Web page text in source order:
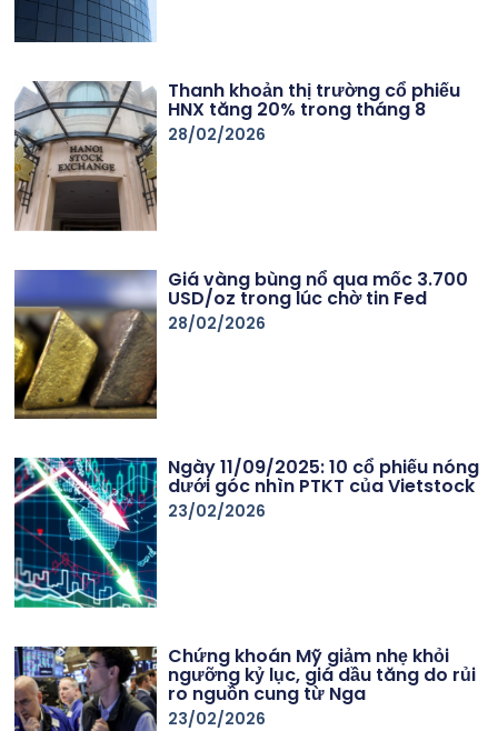
Thanh khoản thị trường cổ phiếu
HNX tăng 20% trong tháng 8
28/02/2026
Giá vàng bùng nổ qua mốc 3.700
USD/oz trong lúc chờ tin Fed
28/02/2026
Ngày 11/09/2025: 10 cổ phiếu nóng
dưới góc nhìn PTKT của Vietstock
23/02/2026
Chứng khoán Mỹ giảm nhẹ khỏi
ngưỡng kỷ lục, giá dầu tăng do rủi
ro nguồn cung từ Nga
23/02/2026